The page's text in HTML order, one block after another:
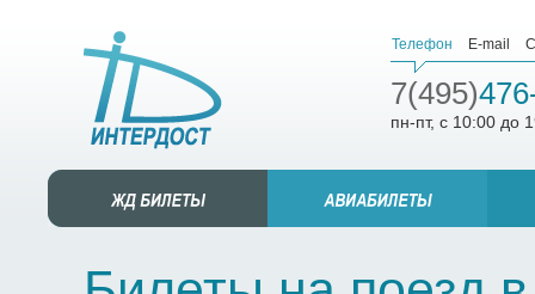
Телефон E-mail
7(495)
пн-пт, с 10:00 до